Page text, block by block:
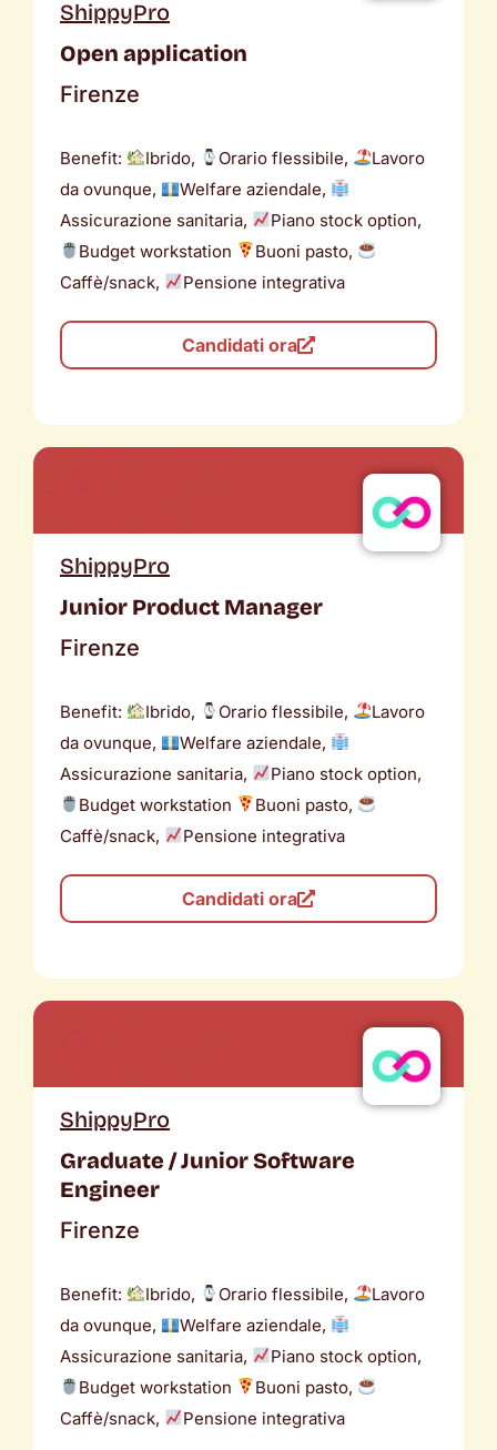
ShippyPro
Open application
Firenze
Benefit: Ibrido, Orario flessibile,
Lavoro
da ovunque,
Welfare aziendale,
Assicurazione sanitaria,
Piano stock option,
Budget workstation
Buoni pasto,
Caffè/snack,
Pensione integrativa
Candidati ora
ShippyPro
Junior Product Manager
Firenze
Benefit: Ibrido, Orario flessibile,
Lavoro
da ovunque,
Welfare aziendale,
Assicurazione sanitaria,
Piano stock option,
Budget workstation
Buoni pasto,
Caffè/snack,
Pensione integrativa
Candidati ora
ShippyPro
Graduate / Junior Software
Engineer
Firenze
Benefit: Ibrido, Orario flessibile,
Lavoro
da ovunque,
Welfare aziendale,
Assicurazione sanitaria,
Piano stock option,
Budget workstation
Buoni pasto,
Caffè/snack,
Pensione integrativa